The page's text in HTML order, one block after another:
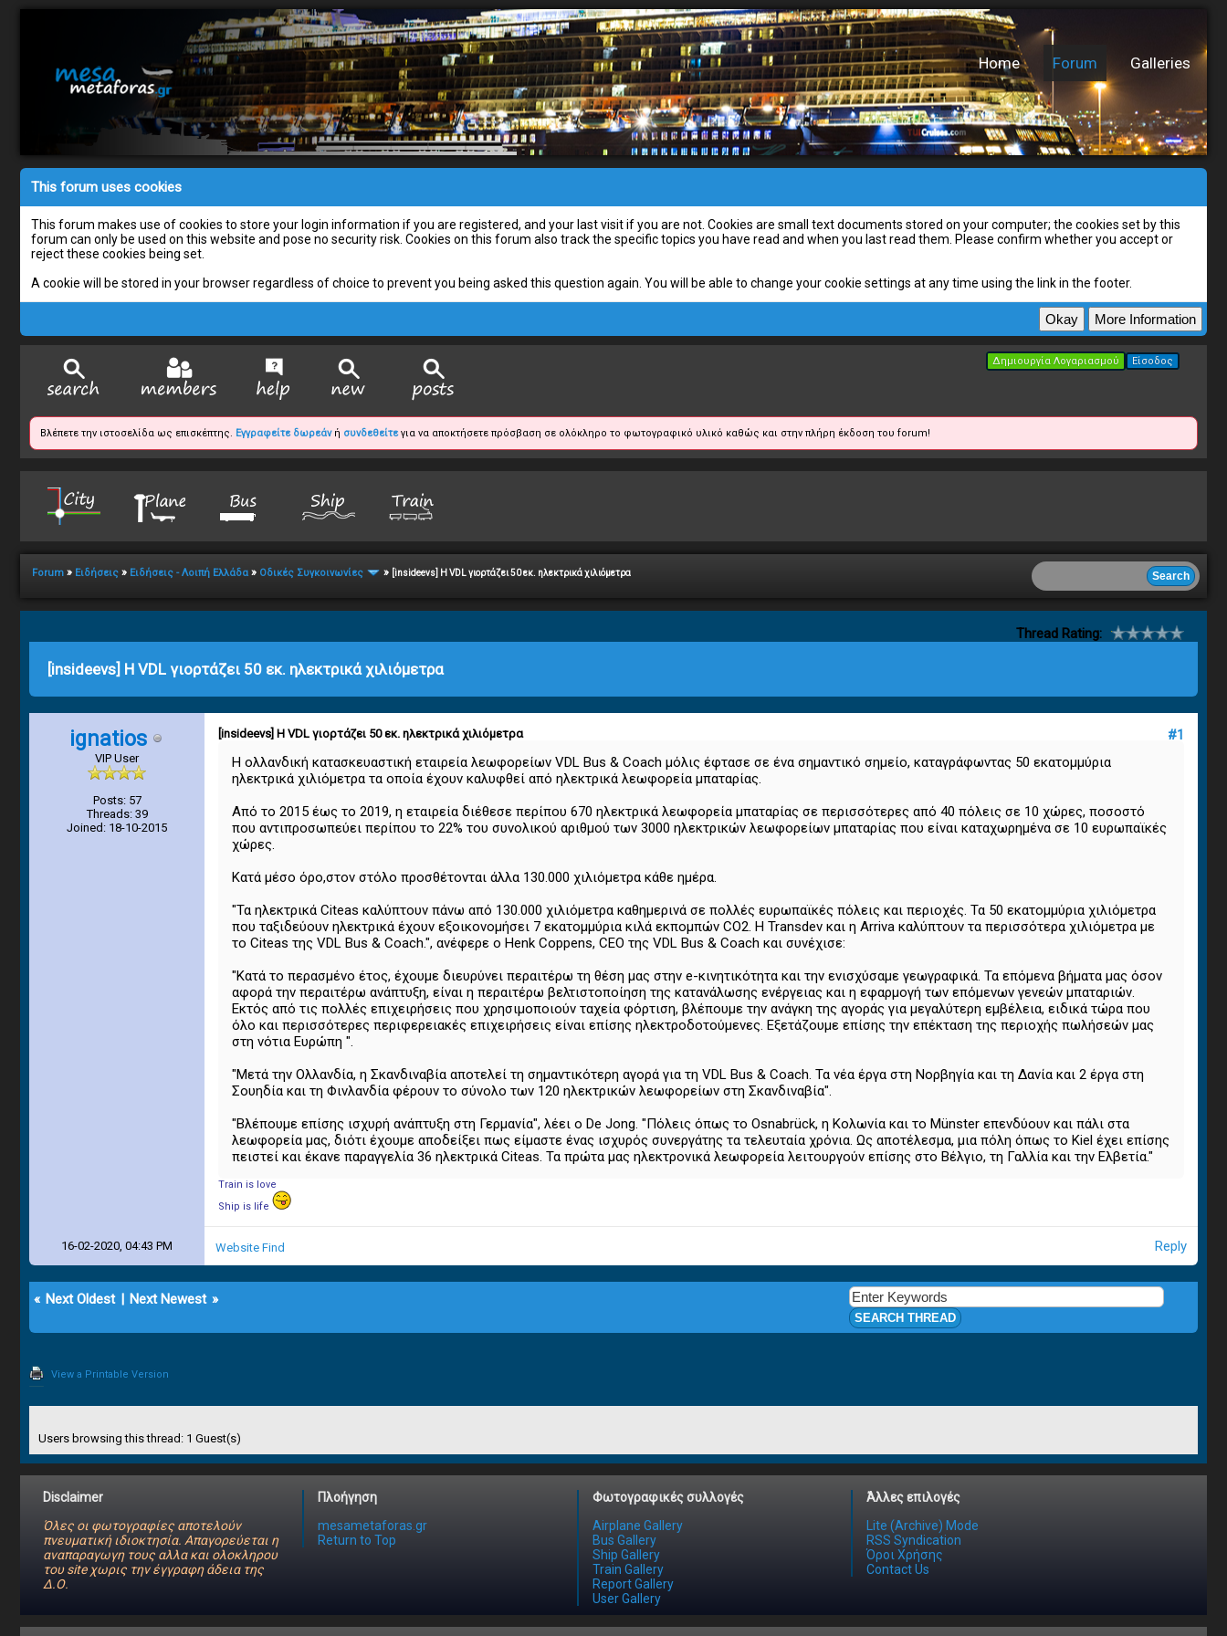
Home Forum Galleries
This forum uses cookies
This forum makes use of cookies to store your login information if you are registered, and your last visit if you are not. Cookies are small text documents stored on your computer; the cookies set by this
forum can only be used on this website and pose no security risk. Cookies on this forum also track the specific topics you have read and when you last read them. Please confirm whether you accept or
reject these cookies being set.
A cookie will be stored in your browser regardless of choice to prevent you being asked this question again. You will be able to change your cookie settings at any time using the link in the footer.
Δημιουργία Λογαριασμού Είσοδος
Βλέπετε την ιστοσελίδα ως επισκέπτης. Εγγραφείτε δωρεάνή συνδεθείτεγια να αποκτήσετε πρόσβαση σε ολόκληρο το φωτογραφικό υλικό καθώς και στην πλήρη έκδοση του forum!
Forum » Ειδήσεις » Ειδήσεις - Λοιπή Ελλάδα » Οδικές Συγκοινωνίες » [insideevs] Η VDL γιορτάζει 50 εκ. ηλεκτρικά χιλιόμετρα
Thread Rating:
[insideevs] Η VDL γιορτάζει 50 εκ. ηλεκτρικά χιλιόμετρα
ignatios
VIP User
Posts: 57
Threads: 39
Joined: 18-10-2015
#1
[insideevs] Η VDL γιορτάζει 50 εκ. ηλεκτρικά χιλιόμετρα
Η ολλανδική κατασκευαστική εταιρεία λεωφορείων VDL Bus & Coach μόλις έφτασε σε ένα σημαντικό σημείο, καταγράφωντας 50 εκατομμύρια
ηλεκτρικά χιλιόμετρα τα οποία έχουν καλυφθεί από ηλεκτρικά λεωφορεία μπαταρίας.
Από το 2015 έως το 2019, η εταιρεία διέθεσε περίπου 670 ηλεκτρικά λεωφορεία μπαταρίας σε περισσότερες από 40 πόλεις σε 10 χώρες, ποσοστό
που αντιπροσωπεύει περίπου το 22% του συνολικού αριθμού των 3000 ηλεκτρικών λεωφορείων μπαταρίας που είναι καταχωρημένα σε 10 ευρωπαϊκές
χώρες.
Κατά μέσο όρο,στον στόλο προσθέτονται άλλα 130.000 χιλιόμετρα κάθε ημέρα.
"Τα ηλεκτρικά Citeas καλύπτουν πάνω από 130.000 χιλιόμετρα καθημερινά σε πολλές ευρωπαϊκές πόλεις και περιοχές. Τα 50 εκατομμύρια χιλιόμετρα
που ταξιδεύουν ηλεκτρικά έχουν εξοικονομήσει 7 εκατομμύρια κιλά εκπομπών CO2. Η Transdev και η Arriva καλύπτουν τα περισσότερα χιλιόμετρα με
το Citeas της VDL Bus & Coach.", ανέφερε ο Henk Coppens, CEO της VDL Bus & Coach και συνέχισε:
"Κατά το περασμένο έτος, έχουμε διευρύνει περαιτέρω τη θέση μας στην e-κινητικότητα και την ενισχύσαμε γεωγραφικά. Τα επόμενα βήματα μας όσον
αφορά την περαιτέρω ανάπτυξη, είναι η περαιτέρω βελτιστοποίηση της κατανάλωσης ενέργειας και η εφαρμογή των επόμενων γενεών μπαταριών.
Εκτός από τις πολλές επιχειρήσεις που χρησιμοποιούν ταχεία φόρτιση, βλέπουμε την ανάγκη της αγοράς για μεγαλύτερη εμβέλεια, ειδικά τώρα που
όλο και περισσότερες περιφερειακές επιχειρήσεις είναι επίσης ηλεκτροδοτούμενες. Εξετάζουμε επίσης την επέκταση της περιοχής πωλήσεών μας
στη νότια Ευρώπη ".
"Μετά την Ολλανδία, η Σκανδιναβία αποτελεί τη σημαντικότερη αγορά για τη VDL Bus & Coach. Τα νέα έργα στη Νορβηγία και τη Δανία και 2 έργα στη
Σουηδία και τη Φινλανδία φέρουν το σύνολο των 120 ηλεκτρικών λεωφορείων στη Σκανδιναβία".
"Βλέπουμε επίσης ισχυρή ανάπτυξη στη Γερμανία", λέει ο De Jong. "Πόλεις όπως το Osnabrück, η Κολωνία και το Münster επενδύουν και πάλι στα
λεωφορεία μας, διότι έχουμε αποδείξει πως είμαστε ένας ισχυρός συνεργάτης τα τελευταία χρόνια. Ως αποτέλεσμα, μια πόλη όπως το Kiel έχει επίσης
πειστεί και έκανε παραγγελία 36 ηλεκτρικά Citeas. Τα πρώτα μας ηλεκτρονικά λεωφορεία λειτουργούν επίσης στο Βέλγιο, τη Γαλλία και την Ελβετία."
Train is love
Ship is life
16-02-2020, 04:43 PM Website Find Reply
« Next Oldest | Next Newest »
View a Printable Version
Users browsing this thread: 1 Guest(s)
Disclaimer
Όλες οι φωτογραφίες αποτελούν
πνευματική ιδιοκτησία. Απαγορεύεται η
αναπαραγωγη τους αλλα και ολοκληρου
του site χωρις την έγγραφη άδεια της
Δ.Ο.
Πλοήγηση
mesametaforas.gr
Return to Top
Φωτογραφικές συλλογές
Airplane Gallery
Bus Gallery
Ship Gallery
Train Gallery
Report Gallery
User Gallery
Άλλες επιλογές
Lite (Archive) Mode
RSS Syndication
Όροι Χρήσης
Contact Us